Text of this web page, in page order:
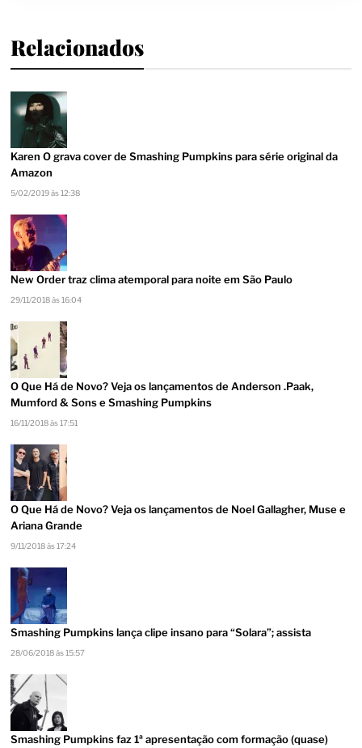
Relacionados
Karen O grava cover de Smashing Pumpkins para série original da
Amazon
5/02/2019 às 12:38
New Order traz clima atemporal para noite em São Paulo
29/11/2018 às 16:04
O Que Há de Novo? Veja os lançamentos de Anderson .Paak,
Mumford & Sons e Smashing Pumpkins
16/11/2018 às 17:51
O Que Há de Novo? Veja os lançamentos de Noel Gallagher, Muse e
Ariana Grande
9/11/2018 às 17:24
Smashing Pumpkins lança clipe insano para “Solara”; assista
28/06/2018 às 15:57
Smashing Pumpkins faz 1ª apresentação com formação (quase)